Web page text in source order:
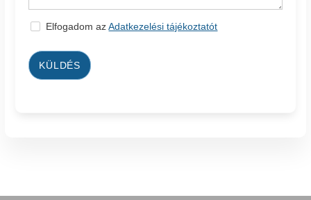
Elfogadom azAdatkezelési tájékoztatót
KÜLDÉS